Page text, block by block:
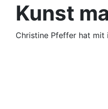
Kunst
Christine Pfeffer hat mit